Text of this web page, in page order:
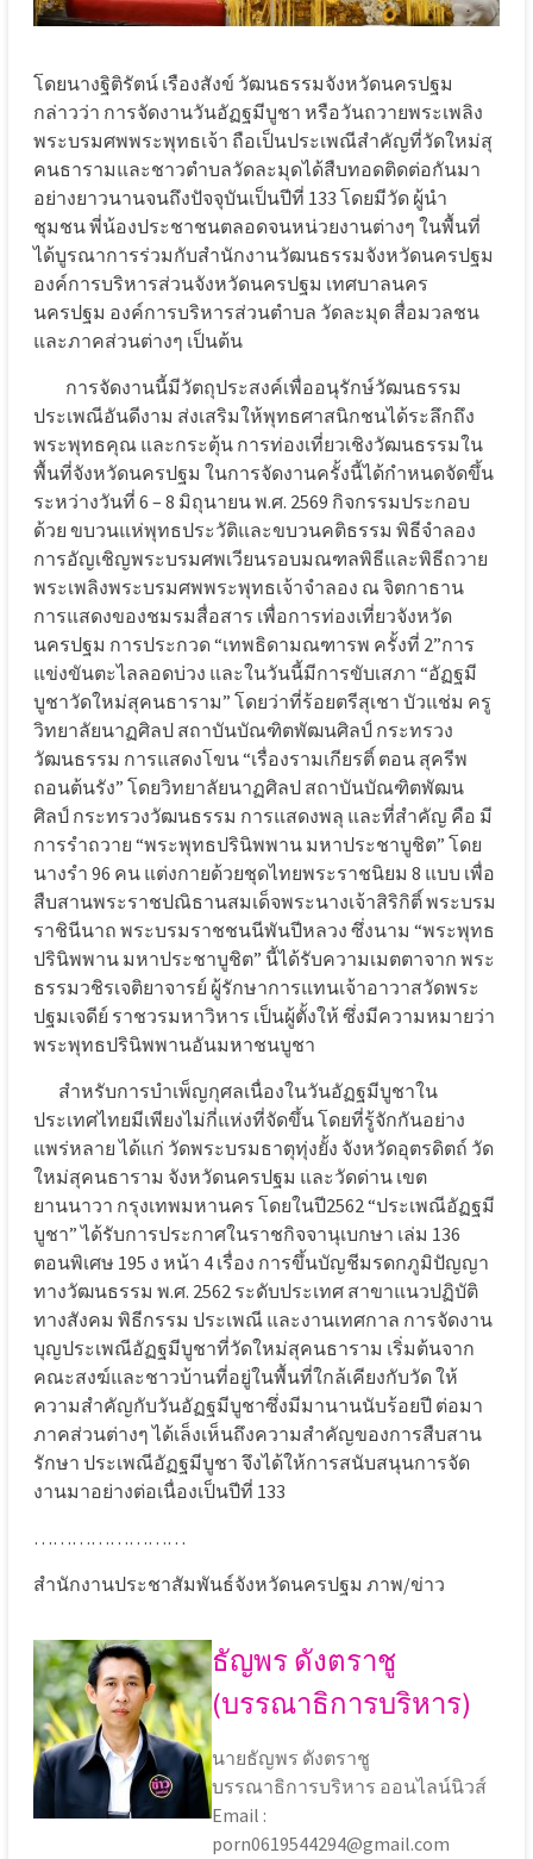
โดยนางฐิติรัตน์ เรืองสังข์ วัฒนธรรมจังหวัดนครปฐม
กล่าวว่า การจัดงานวันอัฏฐมีบูชา หรือวันถวายพระเพลิง
พระบรมศพพระพุทธเจ้า ถือเป็นประเพณีสำคัญที่วัดใหม่สุ
คนธารามและชาวตำบลวัดละมุดได้สืบทอดติดต่อกันมา
อย่างยาวนานจนถึงปัจจุบันเป็นปีที่ 133 โดยมีวัด ผู้นำ
ชุมชน พี่น้องประชาชนตลอดจนหน่วยงานต่างๆ ในพื้นที่
ได้บูรณาการร่วมกับสำนักงานวัฒนธรรมจังหวัดนครปฐม
องค์การบริหารส่วนจังหวัดนครปฐม เทศบาลนคร
นครปฐม องค์การบริหารส่วนตำบล วัดละมุด สื่อมวลชน
และภาคส่วนต่างๆ เป็นต้น
การจัดงานนี้มีวัตถุประสงค์เพื่ออนุรักษ์วัฒนธรรม
ประเพณีอันดีงาม ส่งเสริมให้พุทธศาสนิกชนได้ระลึกถึง
พระพุทธคุณ และกระตุ้น การท่องเที่ยวเชิงวัฒนธรรมใน
พื้นที่จังหวัดนครปฐม ในการจัดงานครั้งนี้ได้กำหนดจัดขึ้น
ระหว่างวันที่ 6 – 8 มิถุนายน พ.ศ. 2569 กิจกรรมประกอบ
ด้วย ขบวนแห่พุทธประวัติและขบวนคติธรรม พิธีจำลอง
การอัญเชิญพระบรมศพเวียนรอบมณฑลพิธีและพิธีถวาย
พระเพลิงพระบรมศพพระพุทธเจ้าจำลอง ณ จิตกาธาน
การแสดงของชมรมสื่อสาร เพื่อการท่องเที่ยวจังหวัด
นครปฐม การประกวด “เทพธิดามณฑารพ ครั้งที่ 2”การ
แข่งขันตะไลลอดบ่วง และในวันนี้มีการขับเสภา “อัฏฐมี
บูชาวัดใหม่สุคนธาราม” โดยว่าที่ร้อยตรีสุเชา บัวแช่ม ครู
วิทยาลัยนาฏศิลป สถาบันบัณฑิตพัฒนศิลป์ กระทรวง
วัฒนธรรม การแสดงโขน “เรื่องรามเกียรติ์ ตอน สุครีพ
ถอนต้นรัง” โดยวิทยาลัยนาฏศิลป สถาบันบัณฑิตพัฒน
ศิลป์ กระทรวงวัฒนธรรม การแสดงพลุ และที่สำคัญ คือ มี
การรำถวาย “พระพุทธปรินิพพาน มหาประชาบูชิต” โดย
นางรำ 96 คน แต่งกายด้วยชุดไทยพระราชนิยม 8 แบบ เพื่อ
สืบสานพระราชปณิธานสมเด็จพระนางเจ้าสิริกิติ์ พระบรม
ราชินีนาถ พระบรมราชชนนีพันปีหลวง ซึ่งนาม “พระพุทธ
ปรินิพพาน มหาประชาบูชิต” นี้ได้รับความเมตตาจาก พระ
ธรรมวชิรเจติยาจารย์ ผู้รักษาการแทนเจ้าอาวาสวัดพระ
ปฐมเจดีย์ ราชวรมหาวิหาร เป็นผู้ตั้งให้ ซึ่งมีความหมายว่า
พระพุทธปรินิพพานอันมหาชนบูชา
สำหรับการบำเพ็ญกุศลเนื่องในวันอัฏฐมีบูชาใน
ประเทศไทยมีเพียงไม่กี่แห่งที่จัดขึ้น โดยที่รู้จักกันอย่าง
แพร่หลาย ได้แก่ วัดพระบรมธาตุทุ่งยั้ง จังหวัดอุตรดิตถ์ วัด
ใหม่สุคนธาราม จังหวัดนครปฐม และวัดด่าน เขต
ยานนาวา กรุงเทพมหานคร โดยในปี2562 “ประเพณีอัฏฐมี
บูชา” ได้รับการประกาศในราชกิจจานุเบกษา เล่ม 136
ตอนพิเศษ 195 ง หน้า 4 เรื่อง การขึ้นบัญชีมรดกภูมิปัญญา
ทางวัฒนธรรม พ.ศ. 2562 ระดับประเทศ สาขาแนวปฏิบัติ
ทางสังคม พิธีกรรม ประเพณี และงานเทศกาล การจัดงาน
บุญประเพณีอัฏฐมีบูชาที่วัดใหม่สุคนธาราม เริ่มต้นจาก
คณะสงฆ์และชาวบ้านที่อยู่ในพื้นที่ใกล้เคียงกับวัด ให้
ความสำคัญกับวันอัฏฐมีบูชาซึ่งมีมานานนับร้อยปี ต่อมา
ภาคส่วนต่างๆ ได้เล็งเห็นถึงความสำคัญของการสืบสาน
รักษา ประเพณีอัฏฐมีบูชา จึงได้ให้การสนับสนุนการจัด
งานมาอย่างต่อเนื่องเป็นปีที่ 133
……………………
สำนักงานประชาสัมพันธ์จังหวัดนครปฐม ภาพ/ข่าว
ธัญพร ดังตราชู
(บรรณาธิการบริหาร)
นายธัญพร ดังตราชู
บรรณาธิการบริหาร ออนไลน์นิวส์
Email :
porn0619544294@gmail.com